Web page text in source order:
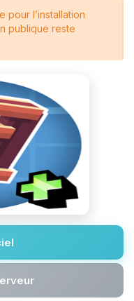
pour l’installation
publique reste